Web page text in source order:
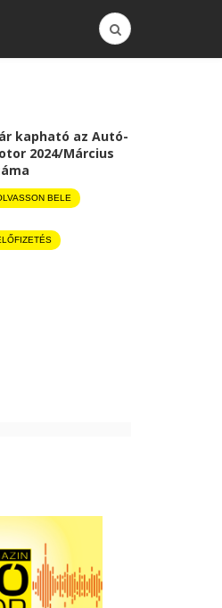
kapható az Autó-
2024/Március
BELE